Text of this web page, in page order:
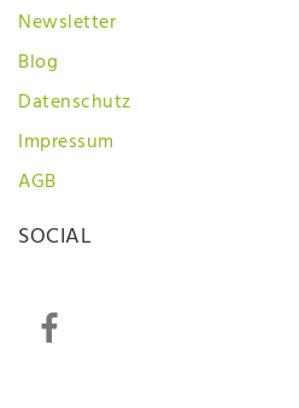
Newsletter
Blog
Datenschutz
Impressum
AGB
SOCIAL